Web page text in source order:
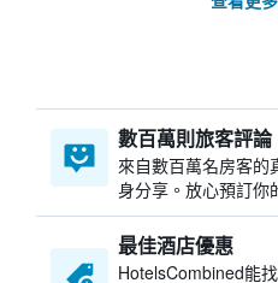
數百萬則旅客評論
來自數百萬名房客的
身分享。放心預訂你
最佳酒店優惠
HotelsCombined​能